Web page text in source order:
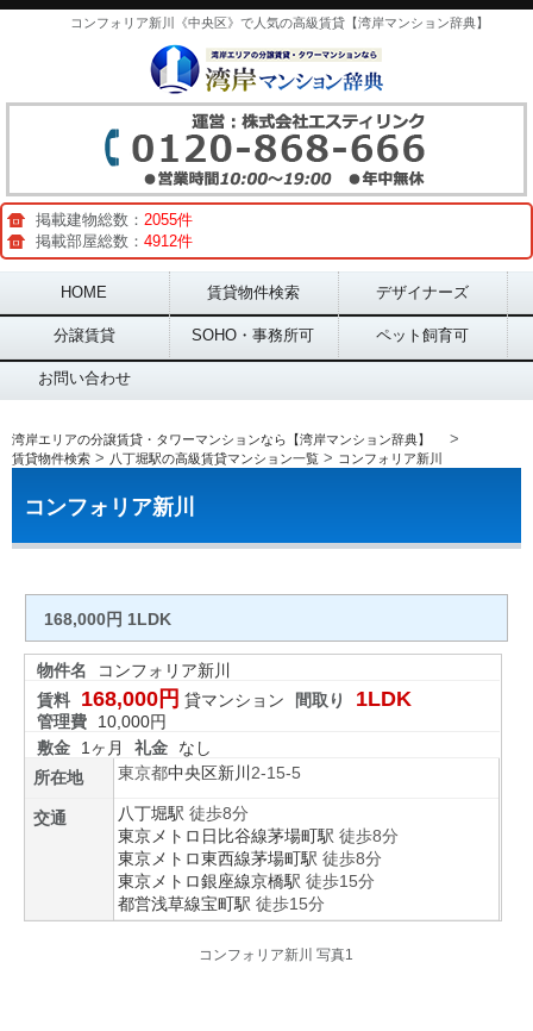
コンフォリア新川《中央区》で人気の高級賃貸【湾岸マンション辞典】
掲載建物総数： 2055件
掲載部屋総数： 4912件
Main menu
HOME 賃貸物件検索 デザイナーズ
分譲賃貸 SOHO・事務所可 ペット飼育可
お問い合わせ
湾岸エリアの分譲賃貸・タワーマンションなら【湾岸マンション辞典】 >
賃貸物件検索 > 八丁堀駅の高級賃貸マンション一覧 > コンフォリア新川
コンフォリア新川
168,000円 1LDK
物件名
コンフォリア新川
賃料
168,000円 貸マンション 間取り 1LDK
管理費
10,000円
敷金
1ヶ月 礼金
なし
所在地
東京都中央区新川 2-15-5
交通 八丁堀駅 徒歩8分
東京メトロ日比谷線茅場町駅 徒歩8分
東京メトロ東西線茅場町駅 徒歩8分
東京メトロ銀座線京橋駅 徒歩15分
都営浅草線宝町駅 徒歩15分